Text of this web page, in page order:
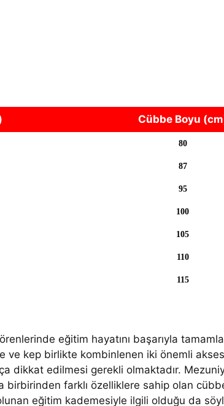
Cübbe Boyu
80
87
95
100
105
110
115
eğitim hayatını başarıyla
kep birlikte kombinlenen iki önemli
dikkat edilmesi gerekli olmaktadır.
farklı özelliklere sahip olan
eğitim kademesiyle ilgili olduğu da